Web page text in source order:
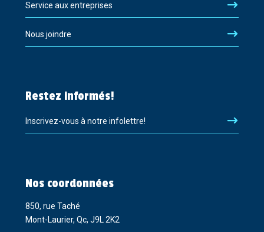
Service aux entreprises
Nous joindre
Restez informés!
Inscrivez-vous à notre infolettre!
Nos coordonnées
850, rue Taché
Mont-Laurier, Qc, J9L 2K2